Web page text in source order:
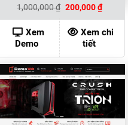
1,000,000₫ Giá
gốc
là:
1,000,000 ₫.
200,000₫Giá
hiện
tại
là:
Xem
Demo
Xem chi
tiết